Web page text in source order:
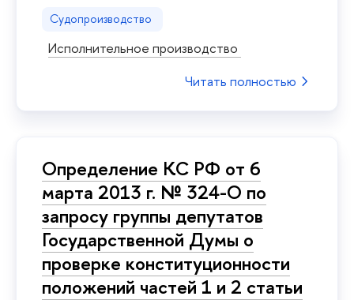
Судопроизводство
Исполнительное производство
Читать полностью
Определение КС РФ от 6
марта 2013 г. № 324-О по
запросу группы депутатов
Государственной Думы о
проверке конституционности
положений частей 1 и 2 статьи